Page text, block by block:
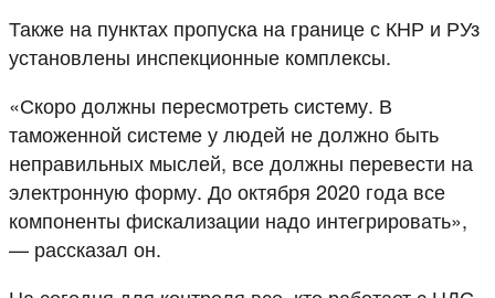
Также на пунктах пропуска на границе с КНР и РУз
установлены инспекционные комплексы.
«Скоро должны пересмотреть систему. В
таможенной системе у людей не должно быть
неправильных мыслей, все должны перевести на
электронную форму. До октября 2020 года все
компоненты фискализации надо интегрировать»,
— рассказал он.